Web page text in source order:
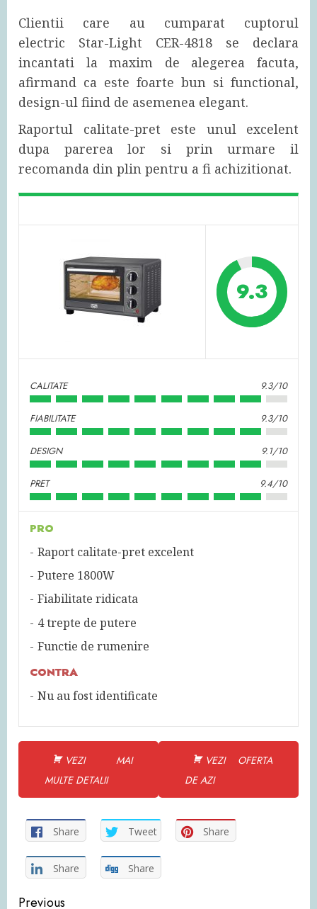
Clientii care au cumparat cuptorul
electric Star-Light CER-4818 se declara
incantati la maxim de alegerea facuta,
afirmand ca este foarte bun si functional,
design-ul fiind de asemenea elegant.
Raportul calitate-pret este unul excelent
dupa parerea lor si prin urmare il
recomanda din plin pentru a fi achizitionat.
9.3
CALITATE 9.3/10
FIABILITATE 9.3/10
DESIGN 9.1/10
PRET 9.4/10
PRO
Raport calitate-pret excelent
Putere 1800W
Fiabilitate ridicata
4 trepte de putere
Functie de rumenire
CONTRA
Nu au fost identificate
VEZI MAI
MULTE DETALII
VEZI OFERTA
DE AZI
Share Tweet Share
Share Share
Previous